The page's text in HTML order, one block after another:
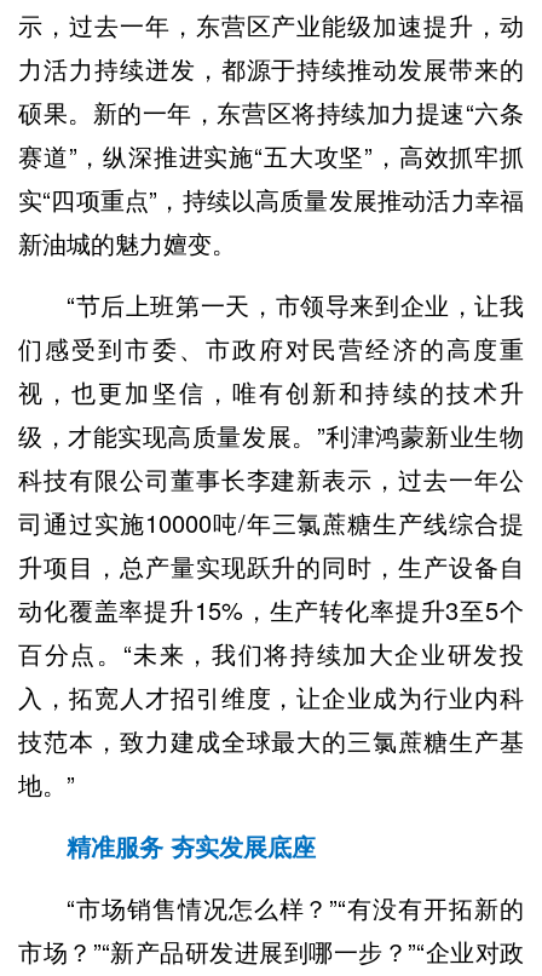
示，过去一年，东营区产业能级加速提升，动
力活力持续迸发，都源于持续推动发展带来的
硕果。新的一年，东营区将持续加力提速“六条
赛道”，纵深推进实施“五大攻坚”，高效抓牢抓
实“四项重点”，持续以高质量发展推动活力幸福
新油城的魅力嬗变。
“节后上班第一天，市领导来到企业，让我
们感受到市委、市政府对民营经济的高度重
视，也更加坚信，唯有创新和持续的技术升
级，才能实现高质量发展。”利津鸿蒙新业生物
科技有限公司董事长李建新表示，过去一年公
司通过实施10000吨/年三氯蔗糖生产线综合提
升项目，总产量实现跃升的同时，生产设备自
动化覆盖率提升15%，生产转化率提升3至5个
百分点。“未来，我们将持续加大企业研发投
入，拓宽人才招引维度，让企业成为行业内科
技范本，致力建成全球最大的三氯蔗糖生产基
地。”
精准服务 夯实发展底座
“市场销售情况怎么样？”“有没有开拓新的
市场？”“新产品研发进展到哪一步？”“企业对政